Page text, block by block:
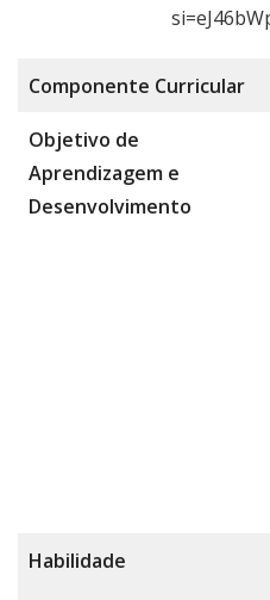
Componente Curricular
Objetivo de
Aprendizagem e
Desenvolvimento
Habilidade